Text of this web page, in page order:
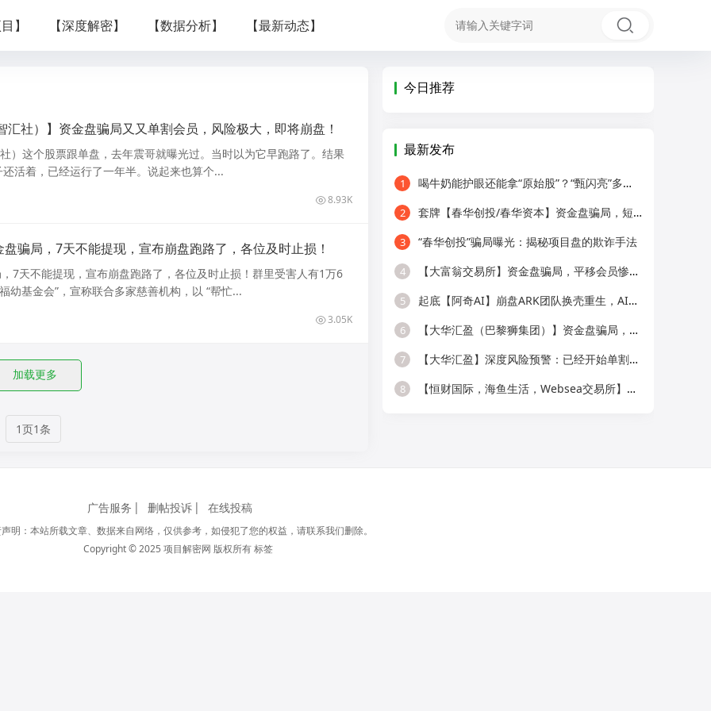
】 【深度解密】 【数据分析】 【最新动态】
汇社）】资金盘骗局又又单割会员，风险极大，即将崩盘！
）这个股票跟单盘，去年震哥就曝光过。当时以为它早跑路了。结果
活着，已经运行了一年半。说起来也算个...
8.93K
骗局，7天不能提现，宣布崩盘跑路了，各位及时止损！
7天不能提现，宣布崩盘跑路了，各位及时止损！群里受害人有1万6
幼基金会”，宣称联合多家慈善机构，以 “帮忙...
3.05K
加载更多
1页1条
今日推荐
最新发布
1 喝牛奶能护眼还能拿“原始股”？“甄闪亮”多级代理被疑传销！
2 套牌【春华创投/春华资本】资金盘骗局，短期收割快杀盘，远离！
3 “春华创投”骗局曝光：揭秘项目盘的欺诈手法
4 【大富翁交易所】资金盘骗局，平移会员惨遭全割，提现直接封号！
5 起底【阿奇AI】崩盘ARK团队换壳重生，AI风口外衣，还是老牌分销套路！
6 【大华汇盈（巴黎狮集团）】资金盘骗局，冒用正规企业名称，大量单割会员，
7 【大华汇盈】深度风险预警：已经开始单割，会员抓紧提现！！！
8 【恒财国际，海鱼生活，Websea交易所】这3个项目随时崩盘跑路，赶快远离！
广告服务 删帖投诉 在线投稿
明：本站所载文章、数据来自网络，仅供参考，如侵犯了您的权益，请联系我们删除。
Copyright © 2025 项目解密网 版权所有标签